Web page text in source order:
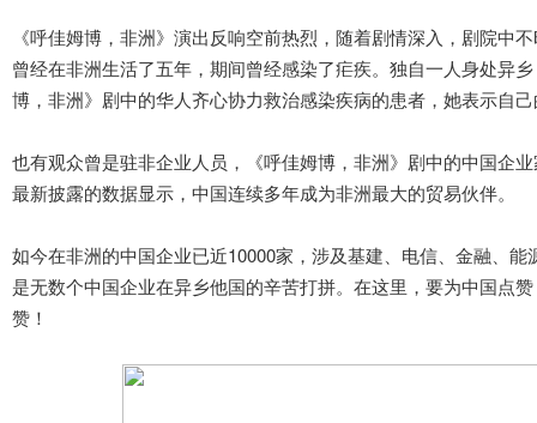
《呼佳姆博，非洲》演出反响空前热烈，随着剧情深入，剧院中
曾经在非洲生活了五年，期间曾经感染了疟疾。独自一人身处异
博，非洲》剧中的华人齐心协力救治感染疾病的患者，她表示自
也有观众曾是驻非企业人员，《呼佳姆博，非洲》剧中的中国企
最新披露的数据显示，中国连续多年成为非洲最大的贸易伙伴。
如今在非洲的中国企业已近10000家，涉及基建、电信、金融、
是无数个中国企业在异乡他国的辛苦打拼。在这里，要为中国点
赞！